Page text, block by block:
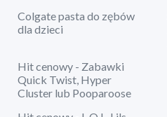
Colgate pasta do zębów
dla dzieci
Hit cenowy - Zabawki
Quick Twist, Hyper
Cluster lub Pooparoose